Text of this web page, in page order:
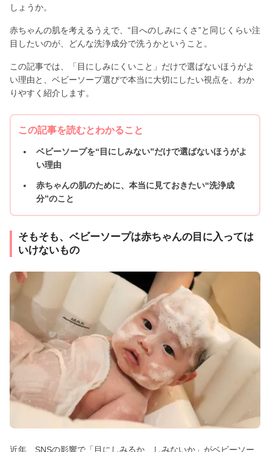
しょうか。
赤ちゃんの肌を考えるうえで、“目へのしみにくさ”と同じくらい注
目したいのが、どんな洗浄成分で洗うかということ。
この記事では、「目にしみにくいこと」だけで選ばないほうがよ
い理由と、ベビーソープ選びで本当に大切にしたい視点を、わか
りやすく紹介します。
この記事を読むとわかること
ベビーソープを“目にしみない”だけで選ばないほうがよ
い理由
赤ちゃんの肌のために、本当に見ておきたい“洗浄成
分”のこと
そもそも、ベビーソープは赤ちゃんの目に入っては
いけないもの
近年、SNSの影響で「目にしみるか、しみないか」がベビーソー